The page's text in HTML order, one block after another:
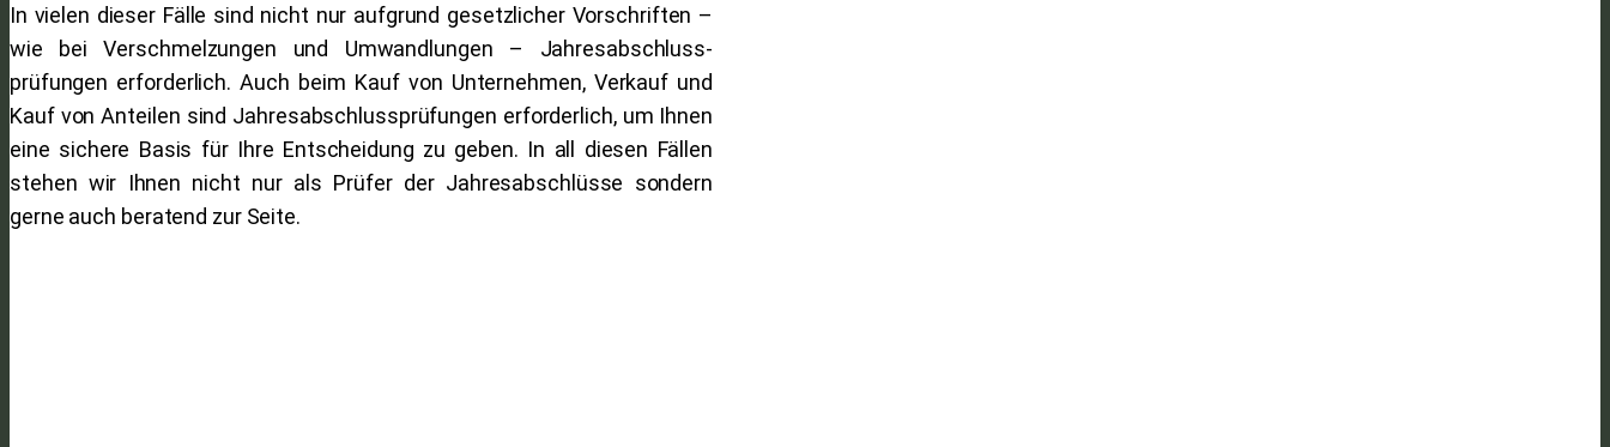
In vielen dieser Fälle sind nicht nur aufgrund gesetzlicher Vorschriften –
wie bei Verschmelzungen und Umwandlungen – Jahresabschluss-
prüfungen erforderlich. Auch beim Kauf von Unternehmen, Verkauf und
Kauf von Anteilen sind Jahresabschlussprüfungen erforderlich, um Ihnen
eine sichere Basis für Ihre Entscheidung zu geben. In all diesen Fällen
stehen wir Ihnen nicht nur als Prüfer der Jahresabschlüsse sondern
gerne auch beratend zur Seite.